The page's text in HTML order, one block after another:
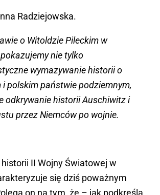
Radziejowska.
o Witoldzie Pileckim w
nie tylko
wymazywanie historii o
i polskim państwie podziemnym,
odkrywanie historii Auschiwitz i
przez Niemców po wojnie.
II Wojny Światowej w
się dziś poważnym